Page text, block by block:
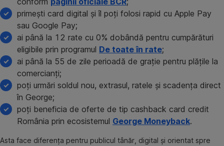
primești card digital și îl poți folosi rapid cu Apple Pay
sau Google Pay;
ai până la 12 rate cu 0% dobândă pentru cumpărături
eligibile prin programul De toate în rate;
ai până la 55 de zile perioadă de grație pentru plățile la
comercianți;
poți urmări soldul nou, extrasul, ratele și scadența direct
în George;
poți beneficia de oferte de tip cashback card credit
România prin ecosistemul George Moneyback.
Asta face diferența pentru publicul tânăr, digital și orientat spre